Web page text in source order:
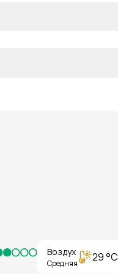
Воздух
Средняя 29 °C